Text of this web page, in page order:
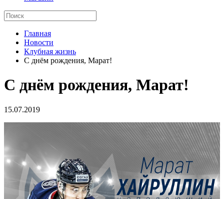
Главная
Новости
Клубная жизнь
С днём рождения, Марат!
С днём рождения, Марат!
15.07.2019